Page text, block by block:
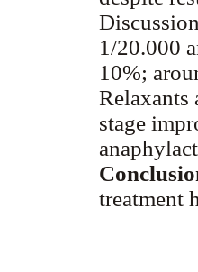
1/20.000
10%;
Relaxants
stage
treatment